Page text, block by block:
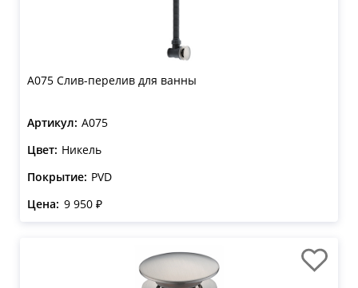
A075 Слив-перелив для ванны
Артикул: A075
Цвет: Никель
Покрытие: PVD
Цена: 9 950 ₽